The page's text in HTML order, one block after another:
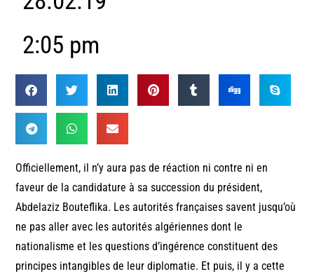
2:05 pm
Officiellement, il n’y aura pas de réaction ni contre ni en
faveur de la candidature à sa succession du président,
Abdelaziz Bouteflika. Les autorités françaises savent jusqu’où
ne pas aller avec les autorités algériennes dont le
nationalisme et les questions d’ingérence constituent des
principes intangibles de leur diplomatie. Et puis, il y a cette